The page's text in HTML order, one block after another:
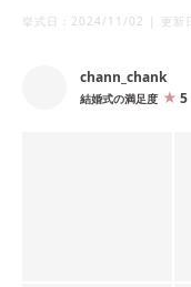
挙式日： 2024/11/02 | 更新
chann_chank
結婚式の満足度 5